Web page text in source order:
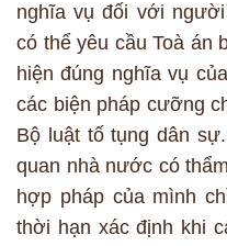
nghĩa vụ đối với
có thể yêu cầu Toà án
hiện đúng nghĩa vụ
các biện pháp cưỡng
Bộ luật tố tụng dân
quan nhà nước có
hợp pháp của mình
thời hạn xác định khi